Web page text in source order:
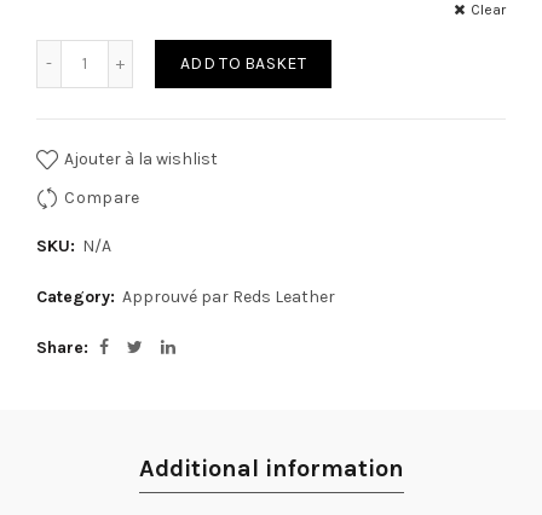
Clear
ADD TO BASKET
Ajouter à la wishlist
Compare
SKU: N/A
Category: Approuvé par Reds Leather
Share
Additional information